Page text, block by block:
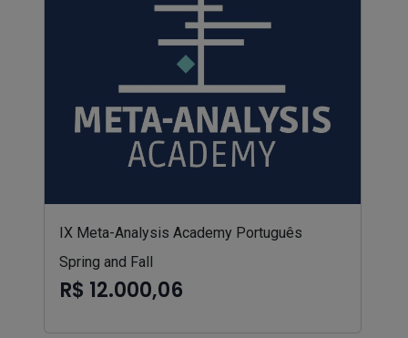
IX Meta-Analysis Academy Português
Spring and Fall
R$ 12.000,06